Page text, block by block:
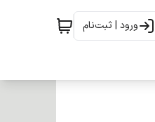
ورود | ثبت‌نام